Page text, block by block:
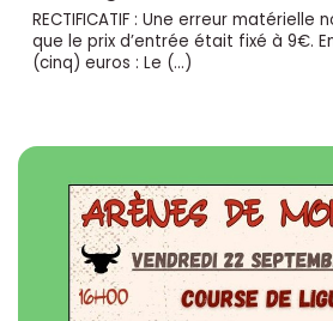
RECTIFICATIF : Une erreur
que le prix d’entrée était fixé à 9€.
(cinq) euros : Le (…)